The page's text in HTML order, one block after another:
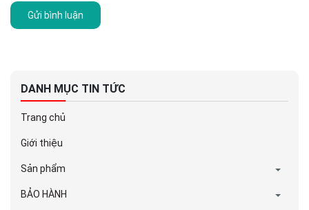
Gửi bình luận
DANH MỤC TIN TỨC
Trang chủ
Giới thiệu
Sản phẩm
BẢO HÀNH